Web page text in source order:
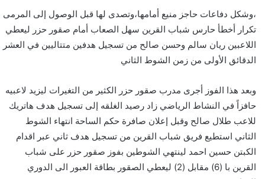
،وشكل دفاعات حاجز منيع أمامها،وتصدى لها قبل الوصول إلى المرمى
تكرار أخطأ حارس شباب القرين سهل الصعاب أمام صقور حزر ليعطي
اللاعبين ريان سالم وحسن صالح من تسجيل هدفين متتاليين في العشر
الدقائق الأولى من زمن الشوط الثاني
وبعد هذا الفوز أجرى مدرب صقور حزر الكثير من التغيرات ليزيد لاعبيه
حافزاً في النشاط الرياضي زاد رصيد الغلقه إلى تسجيل هدف هاتريك
للاعب طلال صالح وقبل إعلان صافرة حكم الساحة انتهاء الشوط
الثاني استطيع فريق شباب القرين من تسجيل هدف ثاني عبر اقدام
الكبتن حسين احمد لينتهي الشوطين بفوز صقور حزر على شباب
القرين با (6) مقابل (2) ليعطي الصقور بطاقة العبور الى الدوري